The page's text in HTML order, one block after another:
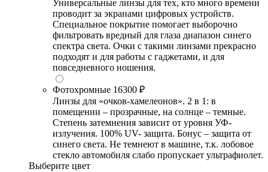
Универсальные линзы для тех, кто много времени
проводит за экранами цифровых устройств.
Специальное покрытие помогает выборочно
фильтровать вредный для глаза диапазон синего
спектра света. Очки с такими линзами прекрасно
подходят и для работы с гаджетами, и для
повседневного ношения.
Фотохромные 16300 ₽
Линзы для «очков-хамелеонов». 2 в 1: в
помещении – прозрачные, на солнце – темные.
Степень затемнения зависит от уровня УФ-
излучения. 100% UV- защита. Бонус – защита от
синего света. Не темнеют в машине, т.к. лобовое
стекло автомобиля слабо пропускает ультрафиолет.
Выберите цвет